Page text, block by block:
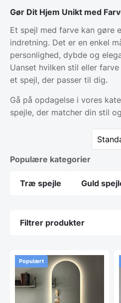
Gør Dit Hjem Unikt med
Et spejl med farve kan gøre
indretning. Det er en enkel
personlighed, dybde og
Uanset hvilken stil eller
et spejl, der passer til dig.
Gå på opdagelse i vores
spejle, der matcher din stil
Populære kategorier
Træ spejle Guld
Filtrer produkter
Populært